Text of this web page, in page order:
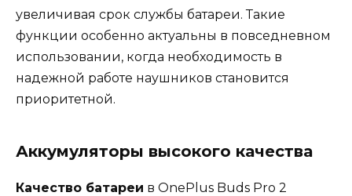
увеличивая срок службы батареи. Такие
функции особенно актуальны в повседневном
использовании, когда необходимость в
надежной работе наушников становится
приоритетной.
Аккумуляторы высокого качества
Качество батареи в OnePlus Buds Pro 2